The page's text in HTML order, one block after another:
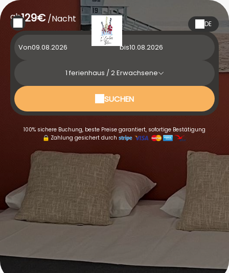
DE
ab129€/Nacht
Von bis
1 ferienhaus /2Erwachsene
SUCHEN
100% sichere Buchung, beste Preise garantiert, sofortige Bestätigung
Zahlung gesichert durch